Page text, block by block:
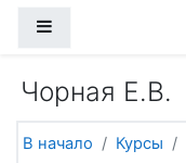
Чорная Е.В.
В начало Курсы